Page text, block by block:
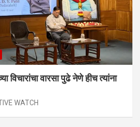
विचारांचा वारसा पुढे नेणे हीच त्यांना
WATCH